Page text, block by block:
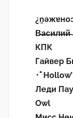
В̶а̶с̶и̶л̶и̶й̶
КПК
Гайвер
･ﾟ
Леди
Owl